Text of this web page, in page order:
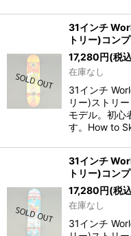
31インチ
トリー)コン
17,280円(税
在庫なし
31インチ
リー)ストリ
モデル。初心
す。How to
31インチ
トリー)コン
17,280円(税
在庫なし
31インチ